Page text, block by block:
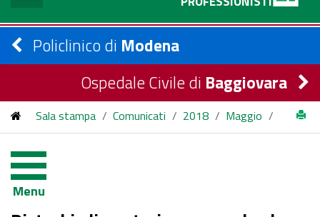
Policlinico di Modena
Ospedale Civile di Baggiovara
Sala stampa / Comunicati / 2018 / Maggio /
Menu